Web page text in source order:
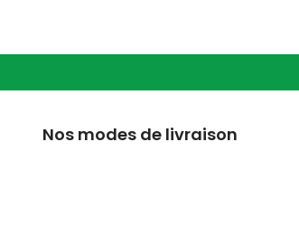
Nos modes de livraison